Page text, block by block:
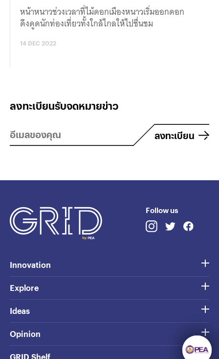
หน้าหนาวช่วงเวลาที่ไม้ดอกเมืองหนาวเริ่มออกดอก
ดึงดูดนักท่องเที่ยวทั้งใกล้ไกลให้ไปชื่นชม
14 DEC 2022
ลงทะเบียนรับจดหมายข่าว
ลงทะเบียน
Follow us
Innovation
Explore
Ideas
Opinion
GRID Shelf